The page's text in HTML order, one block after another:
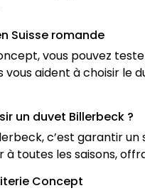
Suisse romande
vous pouvez
vous aident à choisir
un duvet Billerbeck ?
c’est garantir
à toutes les saisons,
Concept